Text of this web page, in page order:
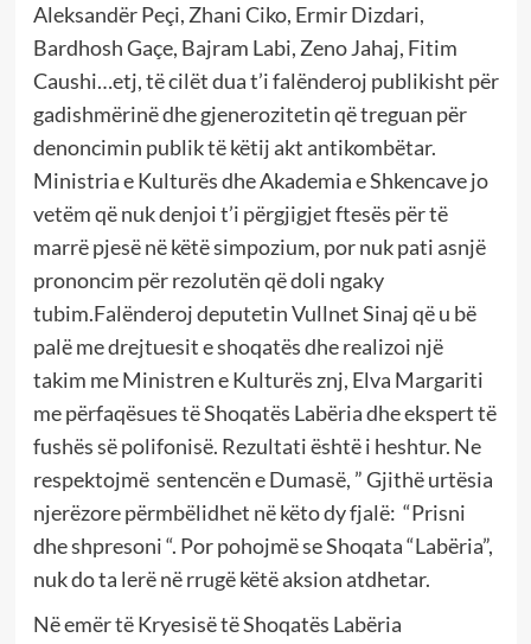
Aleksandër Peçi, Zhani Ciko, Ermir Dizdari,
Bardhosh Gaçe, Bajram Labi, Zeno Jahaj, Fitim
Caushi…etj, të cilët dua t’i falënderoj publikisht për
gadishmërinë dhe gjenerozitetin që treguan për
denoncimin publik të këtij akt antikombëtar.
Ministria e Kulturës dhe Akademia e Shkencave jo
vetëm që nuk denjoi t’i përgjigjet ftesës për të
marrë pjesë në këtë simpozium, por nuk pati asnjë
prononcim për rezolutën që doli ngaky
tubim.Falënderoj deputetin Vullnet Sinaj që u bë
palë me drejtuesit e shoqatës dhe realizoi një
takim me Ministren e Kulturës znj, Elva Margariti
me përfaqësues të Shoqatës Labëria dhe ekspert të
fushës së polifonisë. Rezultati është i heshtur. Ne
respektojmë sentencën e Dumasë, ” Gjithë urtësia
njerëzore përmbëlidhet në këto dy fjalë: “Prisni
dhe shpresoni “. Por pohojmë se Shoqata “Labëria”,
nuk do ta lerë në rrugë këtë aksion atdhetar.
Në emër të Kryesisë të Shoqatës Labëria